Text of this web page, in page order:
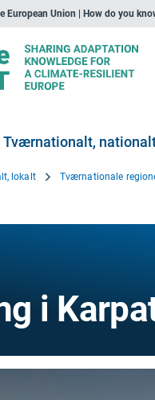
European Union | How do you
Tværnationalt,
lokalt Tværnationale
i